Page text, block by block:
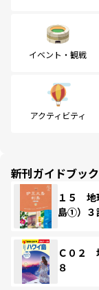
イベント・観戦
アクティビティ
新刊ガイドブック
１５ 地
島①）３
Ｃ０２
８